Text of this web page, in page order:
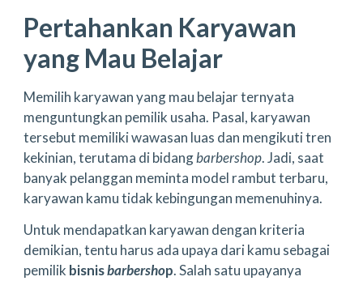
Pertahankan Karyawan
yang Mau Belajar
Memilih karyawan yang mau belajar ternyata
menguntungkan pemilik usaha. Pasal, karyawan
tersebut memiliki wawasan luas dan mengikuti tren
kekinian, terutama di bidangbarbershop. Jadi, saat
banyak pelanggan meminta model rambut terbaru,
karyawan kamu tidak kebingungan memenuhinya.
Untuk mendapatkan karyawan dengan kriteria
demikian, tentu harus ada upaya dari kamu sebagai
pemilik bisnisbarbershop. Salah satu upayanya